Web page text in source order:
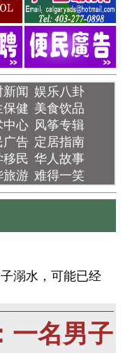
新闻 娱乐八卦
保健 美食饮品
中心 风筝专辑
广告 定居指南
移民 华人故事
旅游 难得一笑
溺水，可能已经
一名男子